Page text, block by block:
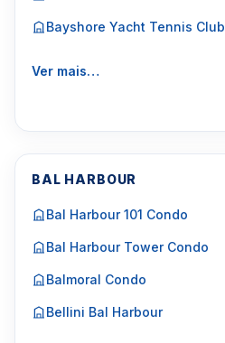
Bayshore Yacht Tennis Club
Ver mais…
BAL HARBOUR
Bal Harbour 101 Condo
Bal Harbour Tower Condo
Balmoral Condo
Bellini Bal Harbour